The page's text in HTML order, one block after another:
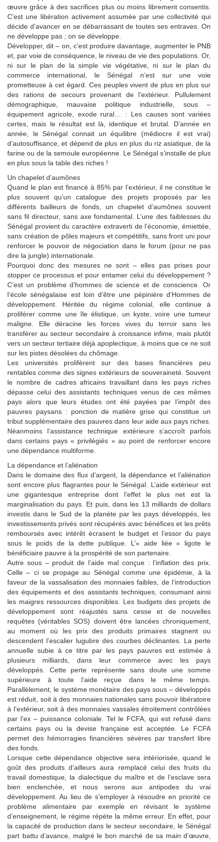
œuvre grâce à des sacrifices plus ou moins librement consentis.
C’est une libération activement assumée par une collectivité qui
décide d’avancer en se débarrassant de toutes ses entraves. On
ne développe pas ; on se développe.
Développer, dit – on, c’est produire davantage, augmenter le PNB
et, par voie de conséquence, le niveau de vie des populations. Or,
ni sur le plan de la simple vie végétative, ni sur le plan du
commerce international, le Sénégal n’est sur une voie
prometteuse à cet égard. Ces peuples vivent de plus en plus sur
des rations de secours provenant de l’extérieur. Pullulement
démographique, mauvaise politique industrielle, sous –
équipement agricole, exode rural… : Les causes sont variées
certes, mais le résultat est là, identique et brutal. D’année en
année, le Sénégal connait un équilibre (médiocre il est vrai)
d’autosuffisance, et dépend de plus en plus du riz asiatique, de la
farine ou de la semoule européenne. Le Sénégal s’installe de plus
en plus sous la table des riches !
Un chapelet d’aumônes
Quand le plan est financé à 85% par l’extérieur, il ne constitue le
plus souvent qu’un catalogue des projets proposés par les
différents bailleurs de fonds, un chapelet d’aumônes souvent
sans fil directeur, sans axe fondamental. L’une des faiblesses du
Sénégal provient du caractère extraverti de l’économie, émiettée,
sans création de pôles majeurs et compétitifs, sans front uni pour
renforcer le pouvoir de négociation dans le forum (pour ne pas
dire la jungle) internationale.
Pourquoi donc des mesures ne sont – elles pas prises pour
stopper ce processus et pour entamer celui du développement ?
C’est un problème d’hommes de science et de conscience. Or
l’école sénégalaise est loin d’être une pépinière d’Hommes de
développement. Héritée du régime colonial, elle continue à
proliférer comme une île élistique, un kyste, voire une tumeur
maligne. Elle déracine les forces vives du terroir sans les
transférer au secteur secondaire à croissance infime, mais plutôt
vers un secteur tertiaire déjà apoplectique, à moins que ce ne soit
sur les pistes désolées du chômage.
Les universités prolifèrent sur des bases financières peu
rentables comme des signes extérieurs de souveraineté. Souvent
le nombre de cadres africains travaillant dans les pays riches
dépasse celui des assistants techniques venus de ces mêmes
pays alors que leurs études ont été payées par l’impôt des
pauvres paysans : ponction de matière grise qui constitue un
tribut supplémentaire des pauvres dans leur aide aux pays riches.
Néanmoins l’assistance technique extérieure s’accroît parfois
dans certains pays « privilégiés » au point de renforcer encore
une dépendance multiforme.
La dépendance et l’aliénation
Dans le domaine des flux d’argent, la dépendance et l’aliénation
sont encore plus flagrantes pour le Sénégal. L’aide extérieur est
une gigantesque entreprise dont l’effet le plus net est la
marginalisation du pays. Et puis, dans les 13 milliards de dollars
investis dans le Sud de la planète par les pays développés, les
investissements privés sont récupérés avec bénéfices et les prêts
remboursés avec intérêt écrasent le budget et l’essor du pays
sous le poids de la dette publique. L’« aide liée » ligote le
bénéficiaire pauvre à la prospérité de son partenaire.
Autre sous – produit de l’aide mal conçue : l’inflation des prix.
Celle – ci se propage au Sénégal comme une épidémie, à la
faveur de la vassalisation des monnaies faibles, de l’introduction
des équipements et des assistants techniques, consumant ainsi
les maigres ressources disponibles. Les budgets des projets de
développement sont réajustés sans cesse et de nouvelles
requêtes (véritables SOS) doivent être lancées chroniquement,
au moment où les prix des produits primaires stagnent ou
descendent l’escalier lugubre des courbes déclinantes. La perte
annuelle subie à ce titre par les pays pauvres est estimée à
plusieurs milliards, dans leur commerce avec les pays
développés. Cette perte représente sans doute une somme
supérieure à toute l’aide reçue dans le même temps.
Parallèlement, le système monétaire des pays sous – développés
est réduit, soit à des monnaies nationales sans pouvoir libératoire
à l’extérieur, soit à des monnaies vassales étroitement contrôlées
par l’ex – puissance coloniale. Tel le FCFA, qui est refusé dans
certains pays ou la devise française est acceptée. Le FCFA
permet des hémorragies financières sévères par transfert libre
des fonds.
Lorsque cette dépendance objective sera intériorisée, quand le
goût des produits d’ailleurs aura remplacé celui des fruits du
travail domestique, la dialectique du maître et de l’esclave sera
bien enclenchée, et nous serons aux antipodes du vrai
développement. Au lieu de s’employer à résoudre en priorité ce
problème alimentaire par exemple en révisant le système
d’enseignement, le régime répète la même erreur. En effet, pour
la capacité de production dans le secteur secondaire, le Sénégal
part battu d’avance, malgré le bon marché de sa main d’œuvre,